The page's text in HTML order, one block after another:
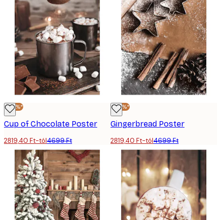
-40%*
Cup of Chocolate Poster
2819,40 Ft-tól4699 Ft
-40%*
Gingerbread Poster
2819,40 Ft-tól4699 Ft